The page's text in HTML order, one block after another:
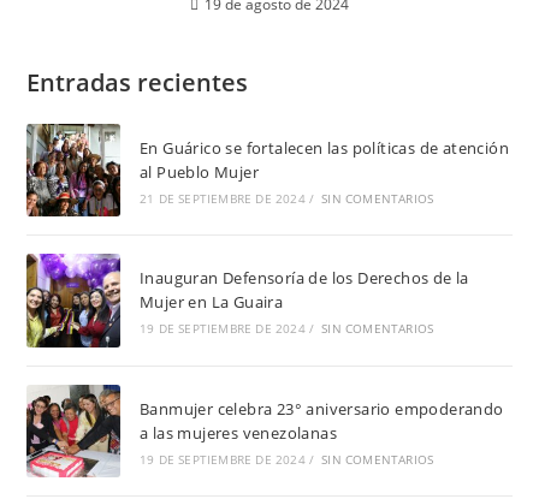
19 de agosto de 2024
Entradas recientes
En Guárico se fortalecen las políticas de atención
al Pueblo Mujer
21 DE SEPTIEMBRE DE 2024 / SIN COMENTARIOS
Inauguran Defensoría de los Derechos de la
Mujer en La Guaira
19 DE SEPTIEMBRE DE 2024 / SIN COMENTARIOS
Banmujer celebra 23° aniversario empoderando
a las mujeres venezolanas
19 DE SEPTIEMBRE DE 2024 / SIN COMENTARIOS